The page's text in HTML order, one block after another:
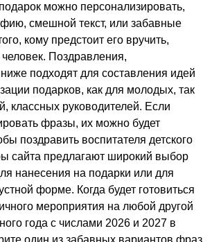
можно персонализировать,
смешной текст, или забавные
кому предстоит его вручить,
человек. Поздравления,
подходят для составления идей
подарков, как для молодых, так
классных руководителей. Если
фразы, их можно будет
поздравить воспитателя детского
сайта предлагают широкий выбор
нанесения на подарки или для
форме. Когда будет готовиться
мероприятия на любой другой
года с числами 2026 и 2027 в